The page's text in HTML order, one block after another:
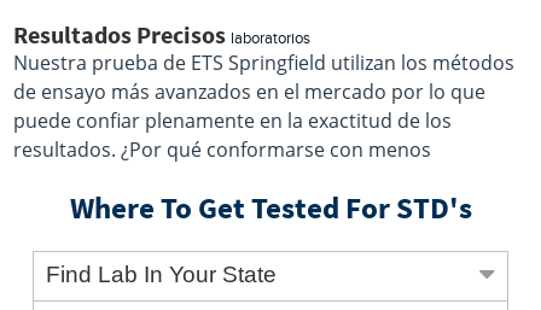
Resultados Precisos laboratorios
Nuestra prueba de ETS Springfield utilizan los métodos
de ensayo más avanzados en el mercado por lo que
puede confiar plenamente en la exactitud de los
resultados. ¿Por qué conformarse con menos
Where To Get Tested For STD's
Find Lab In Your State